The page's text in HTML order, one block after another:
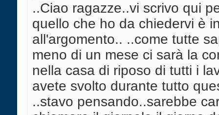
..Ciao ragazze..vi scrivo qui
quello che ho da chiedervi è
all'argomento.. ..come tutte
meno di un mese ci sarà la
nella casa di riposo di tutti i
avete svolto durante tutto
..stavo pensando..sarebbe